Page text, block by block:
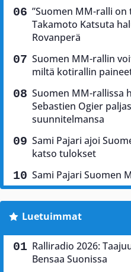
”Suomen MM-ralli
Takamoto Katsuta
Rovanperä
Suomen MM-rallin
miltä kotirallin
Suomen MM-rallissa
Sebastien Ogier
suunnitelmansa
Sami Pajari ajoi
katso tulokset
Sami Pajari Suomen
Luetuimmat
Ralliradio 2026:
Bensaa Suonissa